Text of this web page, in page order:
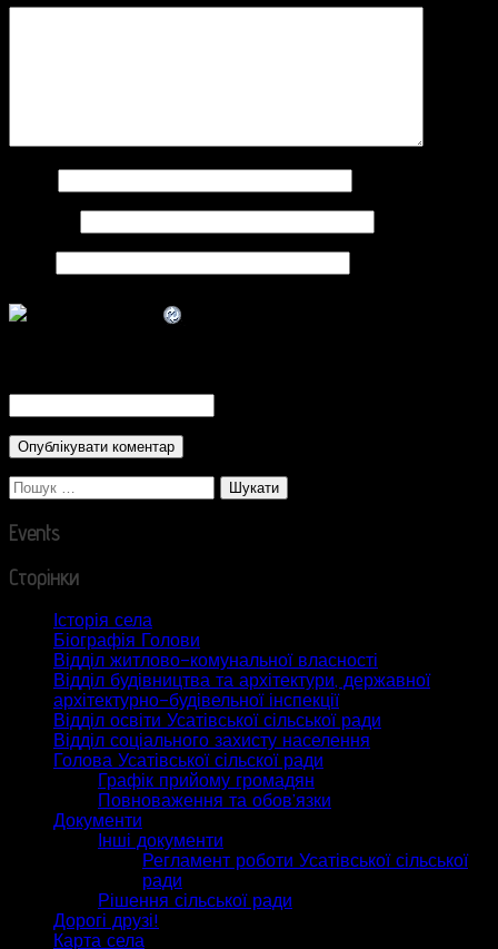
Пошук:
Events
Сторінки
Історія села
Біографія Голови
Відділ житлово-комунальної власності
Відділ будівництва та архітектури, державної
архітектурно-будівельної інспекції
Відділ освіти Усатівської сільської ради
Відділ соціального захисту населення
Голова Усатівської сільскої ради
Графік прийому громадян
Повноваження та обов’язки
Документи
Інші документи
Регламент роботи Усатівської сільської
ради
Рішення сільської ради
Дорогі друзі!
Карта села